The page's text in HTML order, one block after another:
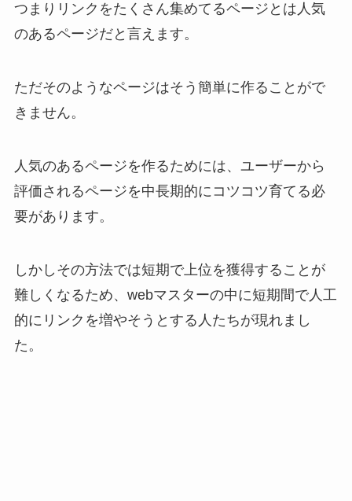
つまりリンクをたくさん集めてるページとは人気
のあるページだと言えます。
ただそのようなページはそう簡単に作ることがで
きません。
人気のあるページを作るためには、ユーザーから
評価されるページを中長期的にコツコツ育てる必
要があります。
しかしその方法では短期で上位を獲得することが
難しくなるため、webマスターの中に短期間で人工
的にリンクを増やそうとする人たちが現れまし
た。